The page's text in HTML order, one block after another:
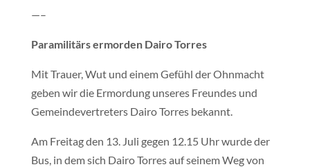
—–
Paramilitärs ermorden Dairo Torres
Mit Trauer, Wut und einem Gefühl der Ohnmacht
geben wir die Ermordung unseres Freundes und
Gemeindevertreters Dairo Torres bekannt.
Am Freitag den 13. Juli gegen 12.15 Uhr wurde der
Bus, in dem sich Dairo Torres auf seinem Weg von